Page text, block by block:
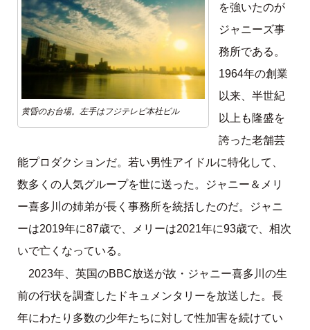
黄昏のお台場。左手はフジテレビ本社ビル
を強いたのが
ジャニーズ事
務所である。
1964年の創業
以来、半世紀
以上も隆盛を
誇った老舗芸
能プロダクションだ。若い男性アイドルに特化して、
数多くの人気グループを世に送った。ジャニー＆メリ
ー喜多川の姉弟が長く事務所を統括したのだ。ジャニ
ーは2019年に87歳で、メリーは2021年に93歳で、相次
いで亡くなっている。
2023年、英国のBBC放送が故・ジャニー喜多川の生
前の行状を調査したドキュメンタリーを放送した。長
年にわたり多数の少年たちに対して性加害を続けてい